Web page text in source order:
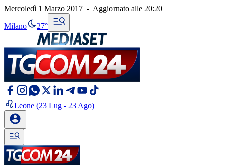
Mercoledì 1 Marzo 2017 - Aggiornato alle 20:20
Milano 27°
Leone (23 Lug - 23 Ago)